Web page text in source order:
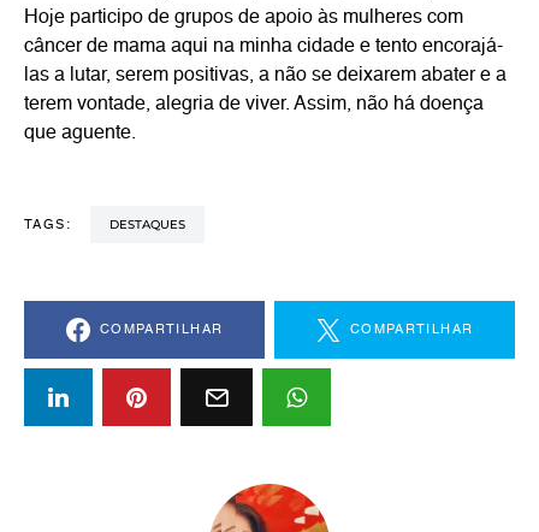
Hoje participo de grupos de apoio às mulheres com
câncer de mama aqui na minha cidade e tento encorajá-
las a lutar, serem positivas, a não se deixarem abater e a
terem vontade, alegria de viver. Assim, não há doença
que aguente.
TAGS: DESTAQUES
COMPARTILHAR COMPARTILHAR